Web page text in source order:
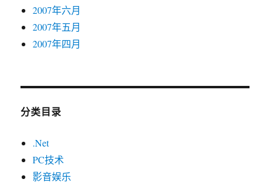
2007年六月
2007年五月
2007年四月
分类目录
.Net
PC技术
影音娱乐